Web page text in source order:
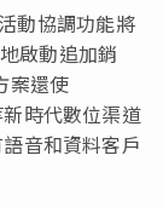
動協調功能將
啟動追加銷
案還使
時代數位渠道
音和資料客戶